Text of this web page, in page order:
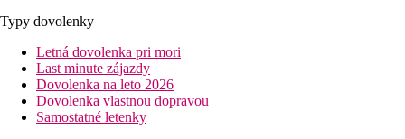
Typy dovolenky
Letná dovolenka pri mori
Last minute zájazdy
Dovolenka na leto 2026
Dovolenka vlastnou dopravou
Samostatné letenky